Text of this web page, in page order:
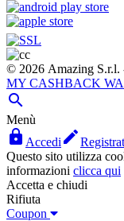
© 2026 Amazing
MY CASHBACK

Menù
 Accedi 
Questo sito utilizza
informazioni clicca qui
Accetta e chiudi
Rifiuta
Coupon